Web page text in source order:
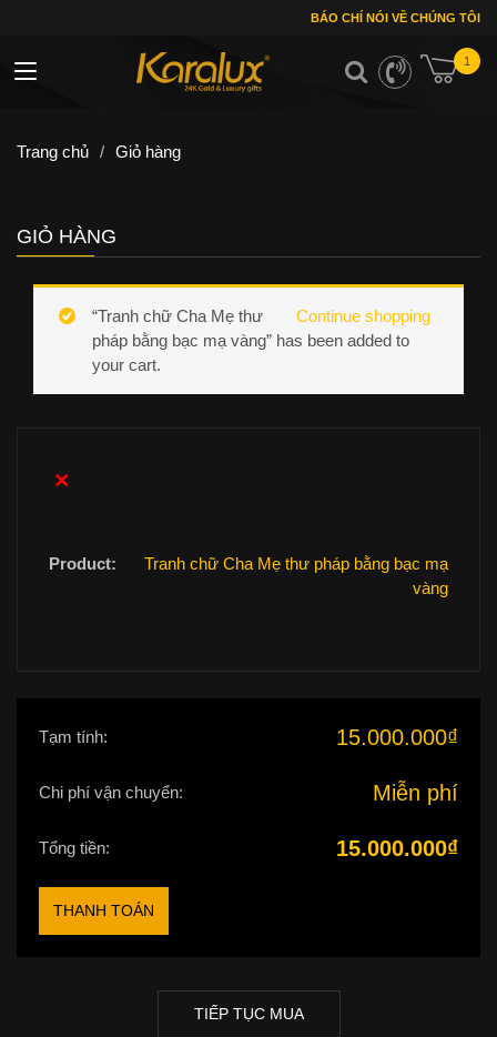
BÁO CHÍ NÓI VỀ CHÚNG TÔI
1
Toggle navigation
Trang chủ / Giỏ hàng
GIỎ HÀNG
Continue shopping
“Tranh chữ Cha Mẹ thư
pháp bằng bạc mạ vàng” has been added to
your cart.
×
Tranh chữ Cha Mẹ thư pháp bằng bạc mạ
vàng
Tạm tính: 15.000.000₫
Chi phí vận chuyển: Miễn phí
Tổng tiền: 15.000.000₫
THANH TOÁN
TIẾP TỤC MUA